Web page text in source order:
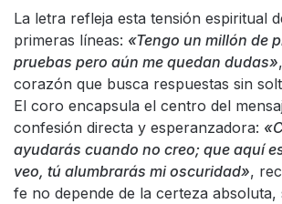
La letra refleja esta tensión espiritual
primeras líneas: «Tengo un millón de
pruebas pero aún me quedan dudas»
corazón que busca respuestas sin
El coro encapsula el centro del
confesión directa y esperanzadora:
ayudarás cuando no creo; que aquí
veo, tú alumbrarás mi oscuridad»,
fe no depende de la certeza absoluta,